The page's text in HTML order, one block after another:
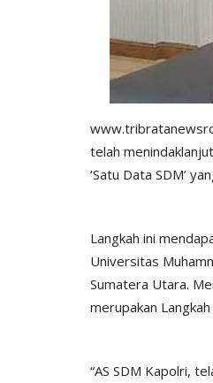
telah
‘Satu Data SDM’
Langkah ini
Universitas
Sumatera Utara.
merupakan
“AS SDM Kapolri,